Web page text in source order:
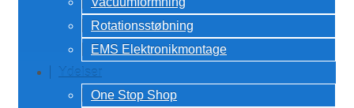
Rotationsstøbning
EMS Elektronikmontage
Ydelser
One Stop Shop